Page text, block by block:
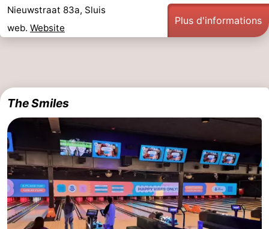
jeux
de
jeux
intérieures
Bowling
-
Parcours
de
mini-
golf
Centres
de
bien-
être
Villages
&
villes
Nature
Sports
Nieuwstraat 83a, Sluis
web. Website
Plus d'informations
The Smiles